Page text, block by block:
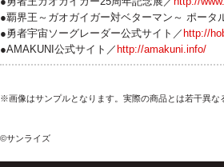
●覇界王～ガオガイガー対ベターマン～ ポータ
●勇者宇宙ソーグレーダー公式サイト／ http://
●AMAKUNI公式サイト／ http://amakuni.info/
※画像はサンプルとなります。実際の商品とは若干異な
©サンライズ